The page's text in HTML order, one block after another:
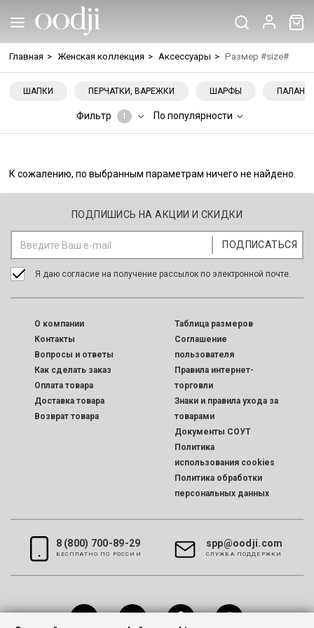
Главная > Женская коллекция > Аксессуары > Размер #size#
ШАПКИ ПЕРЧАТКИ, ВАРЕЖКИ ШАРФЫ
Фильтр 1 По популярности
К сожалению, по выбранным параметрам ничего не найдено.
ПОДПИШИСЬ НА АКЦИИ И СКИДКИ
Я даю согласие на получение рассылок по электронной почте.
O компании
Контакты
Вопросы и ответы
Как сделать заказ
Оплата товара
Доставка товара
Возврат товара
Таблица размеров
Соглашение
пользователя
Правила интернет-
торговли
Знаки и правила ухода за
товарами
Документы СОУТ
Политика
использования cookies
Политика обработки
персональных данных
8 (800) 700-89-29
БЕСПЛАТНО ПО РОССИИ
spp@oodji.com
CЛУЖБА ПОДДЕРЖКИ